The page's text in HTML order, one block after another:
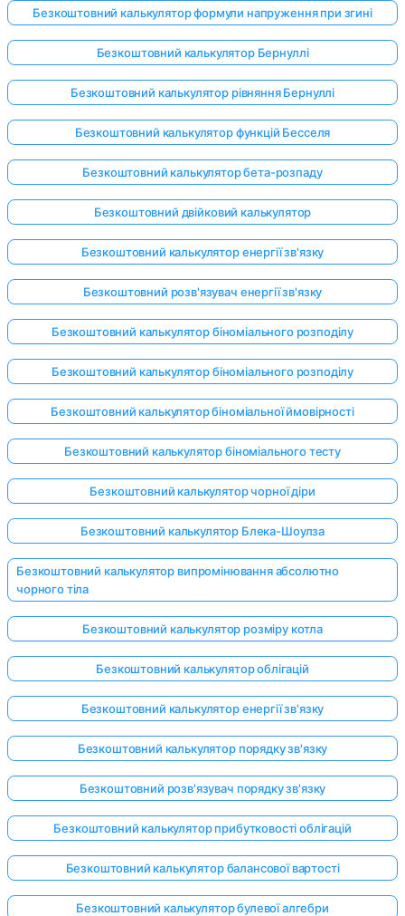
Безкоштовний калькулятор формули напруження при згині
Безкоштовний калькулятор Бернуллі
Безкоштовний калькулятор рівняння Бернуллі
Безкоштовний калькулятор функцій Бесселя
Безкоштовний калькулятор бета-розпаду
Безкоштовний двійковий калькулятор
Безкоштовний калькулятор енергії зв'язку
Безкоштовний розв'язувач енергії зв'язку
Безкоштовний калькулятор біноміального розподілу
Безкоштовний калькулятор біноміального розподілу
Безкоштовний калькулятор біноміальної ймовірності
Безкоштовний калькулятор біноміального тесту
Безкоштовний калькулятор чорної діри
Безкоштовний калькулятор Блека-Шоулза
Безкоштовний калькулятор випромінювання абсолютно
чорного тіла
Безкоштовний калькулятор розміру котла
Безкоштовний калькулятор облігацій
Безкоштовний калькулятор енергії зв'язку
Безкоштовний калькулятор порядку зв'язку
Безкоштовний розв'язувач порядку зв'язку
Безкоштовний калькулятор прибутковості облігацій
Безкоштовний калькулятор балансової вартості
Безкоштовний калькулятор булевої алгебри